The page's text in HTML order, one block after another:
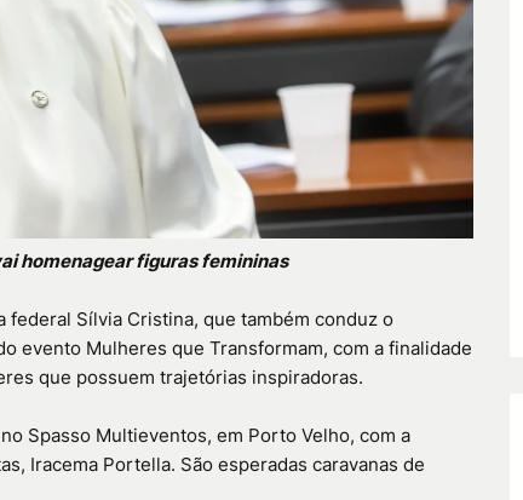
homenagear figuras femininas
Sílvia Cristina, que também conduz o
evento Mulheres que Transformam, com a finalidade
que possuem trajetórias inspiradoras.
Spasso Multieventos, em Porto Velho, com a
Iracema Portella. São esperadas caravanas de